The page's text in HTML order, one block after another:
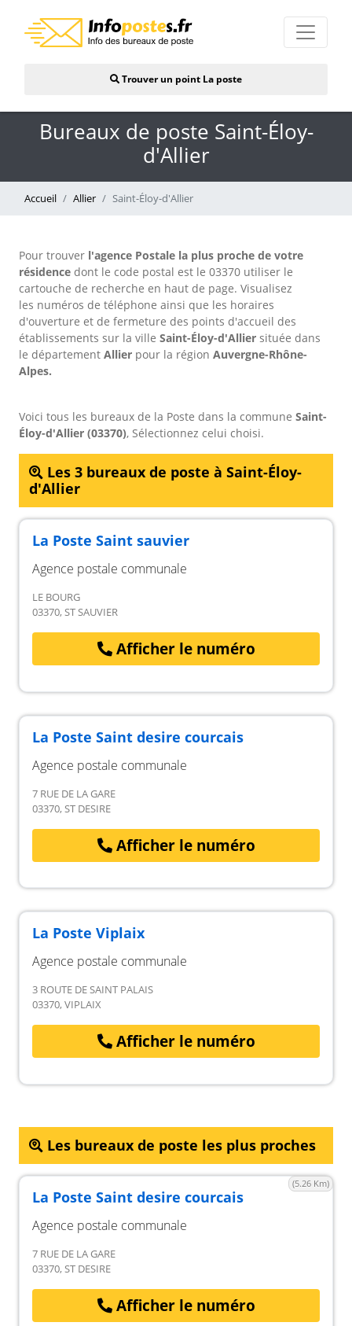
Trouver un point La poste
Bureaux de poste Saint-Éloy-
d'Allier
Accueil Allier Saint-Éloy-d'Allier
Pour trouver l'agence Postale la plus proche de votre
résidence dont le code postal est le 03370 utiliser le
cartouche de recherche en haut de page. Visualisez
les numéros de téléphone ainsi que les horaires
d'ouverture et de fermeture des points d'accueil des
établissements sur la ville Saint-Éloy-d'Allier située dans
le département Allier pour la région Auvergne-Rhône-
Alpes.
Voici tous les bureaux de la Poste dans la commune Saint-
Éloy-d'Allier (03370), Sélectionnez celui choisi.
Les 3 bureaux de poste à Saint-Éloy-
d'Allier
La Poste Saint sauvier
Agence postale communale
LE BOURG
03370, ST SAUVIER
Afficher le numéro
La Poste Saint desire courcais
Agence postale communale
7 RUE DE LA GARE
03370, ST DESIRE
Afficher le numéro
La Poste Viplaix
Agence postale communale
3 ROUTE DE SAINT PALAIS
03370, VIPLAIX
Afficher le numéro
Les bureaux de poste les plus proches
(5.26 Km)
La Poste Saint desire courcais
Agence postale communale
7 RUE DE LA GARE
03370, ST DESIRE
Afficher le numéro